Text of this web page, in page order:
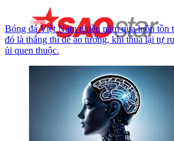
Bóng đá Việt Nam nhiều năm qua luôn tồn
đó là thắng thì dễ ảo tưởng, khi thua lại tự
ủi quen thuộc.